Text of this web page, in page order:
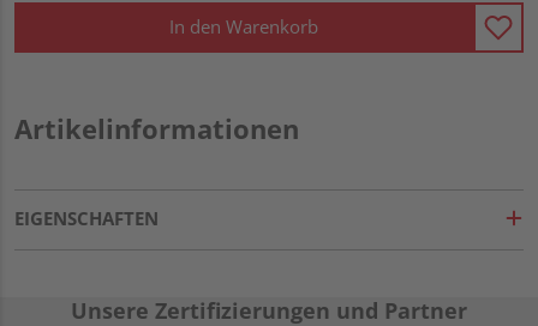
In den Warenkorb
Artikelinformationen
EIGENSCHAFTEN
Unsere Zertifizierungen und Partner